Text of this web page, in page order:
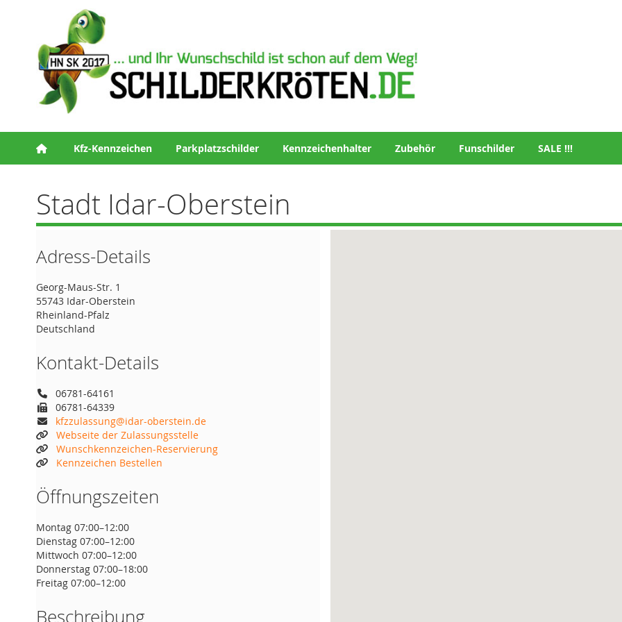
Kfz-Kennzeichen Parkplatzschilder Kennzeichenhalter Zubehör Funschilder SALE !!!
Stadt Idar-Oberstein
Adress-Details
Georg-Maus-Str. 1
55743 Idar-Oberstein
Rheinland-Pfalz
Deutschland
Kontakt-Details
06781-64161
06781-64339
kfzzulassung@idar-oberstein.de
Webseite der Zulassungsstelle
Wunschkennzeichen-Reservierung
Kennzeichen Bestellen
Öffnungszeiten
Montag 07:00–12:00
Dienstag 07:00–12:00
Mittwoch 07:00–12:00
Donnerstag 07:00–18:00
Freitag 07:00–12:00
Beschreibung